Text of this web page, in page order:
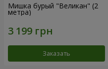
Мишка бурый "Великан" (2
метра)
Заказать